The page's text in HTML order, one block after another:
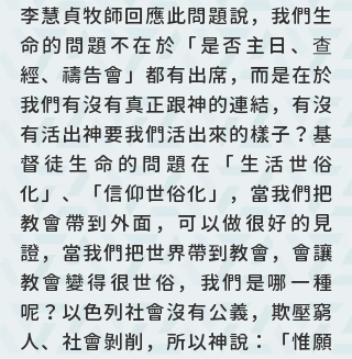
李慧貞牧師回應此問題說，我們生
命的問題不在於「是否主日、查
經、禱告會」都有出席，而是在於
我們有沒有真正跟神的連結，有沒
有活出神要我們活出來的樣子？基
督徒生命的問題在「生活世俗
化」、「信仰世俗化」，當我們把
教會帶到外面，可以做很好的見
證，當我們把世界帶到教會，會讓
教會變得很世俗，我們是哪一種
呢？以色列社會沒有公義，欺壓窮
人、社會剝削，所以神說：「惟願